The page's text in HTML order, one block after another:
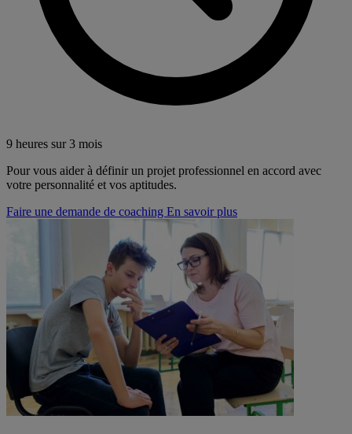
9 heures sur 3 mois
Pour vous aider à définir un projet professionnel en accord avec
votre personnalité et vos aptitudes.
Faire une demande de coaching En savoir plus